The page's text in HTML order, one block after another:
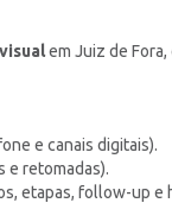
em Juiz de
e canais digitais).
e retomadas).
etapas, follow-up e